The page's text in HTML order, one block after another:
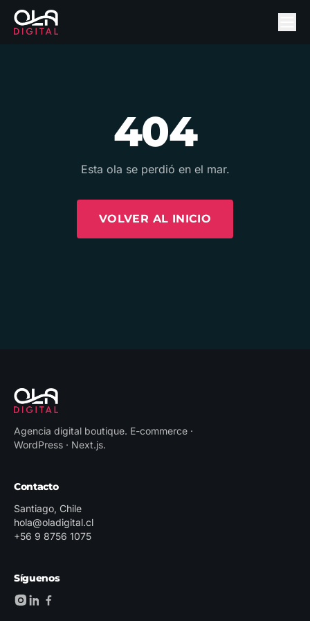
404
Esta ola se perdió en el mar.
VOLVER AL INICIO
Agencia digital boutique. E-commerce ·
WordPress · Next.js.
Contacto
Santiago, Chile
hola@oladigital.cl
+56 9 8756 1075
Síguenos